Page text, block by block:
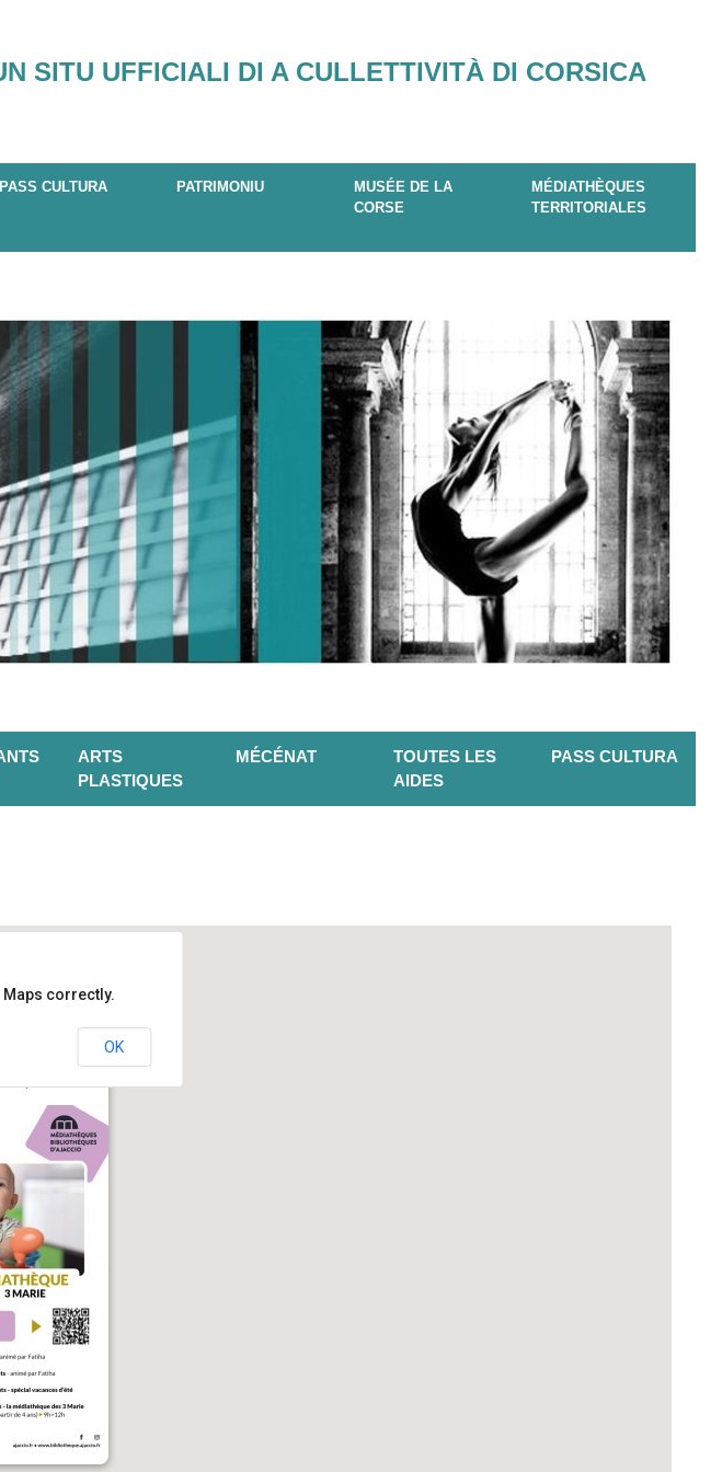
SITU UFFICIALI DI A CULLETTIVITÀ DI CORSICA
PASS CULTURA PATRIMONIU
MUSÉE DE LA
CORSE
MÉDIATHÈQUES
TERRITORIALES
ARTS
PLASTIQUES
MÉCÉNAT
TOUTES LES
AIDES
PASS CULTURA
cabanes, la
défie le
correctly.
OK